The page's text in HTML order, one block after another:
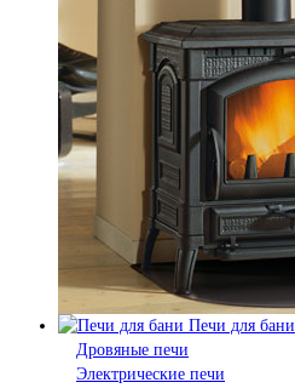
Печи для бани
Дровяные печи
Электрические печи